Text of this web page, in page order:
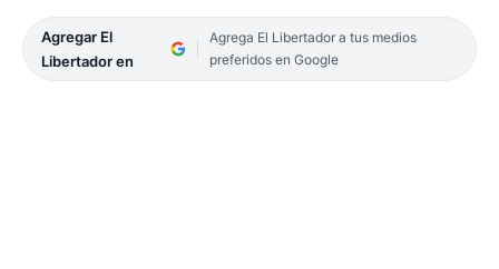
Agregar El
Libertador en
Agrega El Libertador a tus medios
preferidos en Google